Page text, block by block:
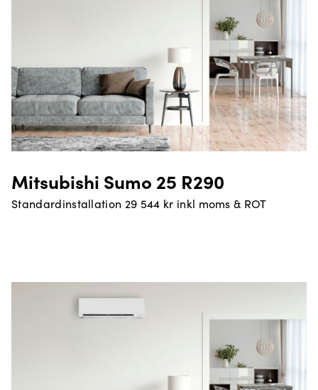
Mitsubishi Sumo 25 R290
Standardinstallation 29 544 kr inkl moms & ROT